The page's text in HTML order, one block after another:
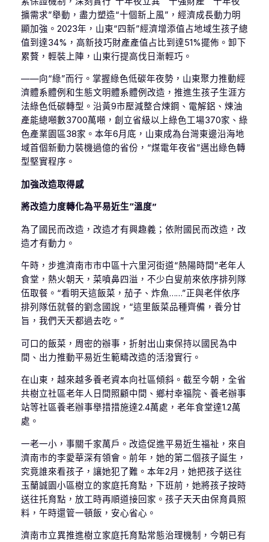
擴需求”舉動，盡力塑造“十個新上風”，經濟成長動力明
顯加強。2023年，山東“四新”經濟增添值占地域生孩子總
值到達34%，高新技巧財產產值占比到達51%擺佈。卸下
累贅，輕裝上陣，山東行提高伐日漸輕巧。
——向“綠”而行。掌握綠色低碳年夜勢，山東聚力推動經
濟體系體例和生態文明體系體例改造，推進生孩子生涯方
法綠色低碳轉型。沿黃9市壓減整合煉鋼、電解鋁、煉油
產能總噸數3700萬噸，創立省級以上綠色工場370家、綠
色產業園區38家。本年6月底，山東成為台灣東邊沿海地
域首個新動力裝機過億的省份，“煤電年夜省”邁出綠色轉
型堅實程序。
加強改造取得感
將改造力度轉化為平易近生“溫度”
為了國民而改造，改造才有興趣義；依附國民而改造，改
造才有動力。
午時，步進濟南市市中區十六里河街道“熱陽時間”老年人
食堂，熱火朝天，菜噴鼻四溢，不少白叟前來依序排列隊
伍取餐。“看明天這飯菜，茄子、炸魚……”正與老伴依序
排列隊伍就餐的劉念國說，“這里飯菜品種齊備，養分甘
旨，我們天天都過去吃。”
可口的飯菜，周密的辦事，折射出山東保持以國民為中
間、出力推動平易近生範疇改造的活潑實行。
在山東，越來越多養老資本向社區傾斜。截至今朝，全省
共樹立社區老年人日間照顧中間、鄉村幸福院、養老辦事
站等社區養老辦事舉措措施達2.4萬處，老年食堂達1.2萬
處。
一老一小，事關千家萬戶。改造促進平易近生福祉，來自
濟南市的李愛華深有領會。前年，她的第二個孩子誕生，
究竟誰來看孩子，讓她犯了難。本年2月，她把孩子送往
玉蘭誠園小區樹立的家庭托育點，下班前，她將孩子按時
送往托育點，放工時再順道接回家。孩子天天由保育員照
料，午時還管一頓飯，安心省心。
濟南市立異推進樹立家庭托育點常態治理機制，今朝已有